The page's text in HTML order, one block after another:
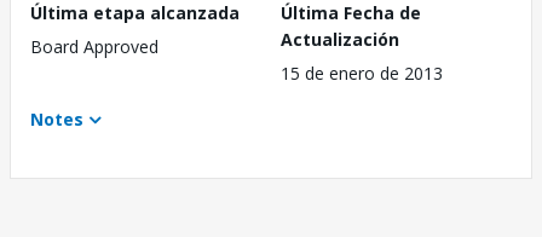
Última etapa alcanzada
Board Approved
Última Fecha de
Actualización
15 de enero de 2013
Notes